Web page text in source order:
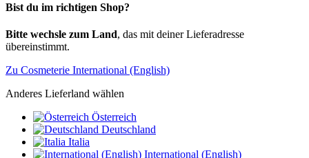
Bist du im richtigen Shop?
Bitte wechsle zum Land, das mit deiner Lieferadresse
übereinstimmt.
Zu Cosmeterie International (English)
Anderes Lieferland wählen
Österreich
Deutschland
Italia
International (English)